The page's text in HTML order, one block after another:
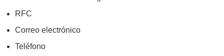
RFC
Correo electrónico
Teléfono